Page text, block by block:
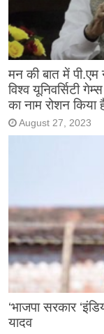
मन की बात में पी.एम
विश्व यूनिवर्सिटी
का नाम रोशन किया
August 27, 2023
‘भाजपा सरकार
यादव